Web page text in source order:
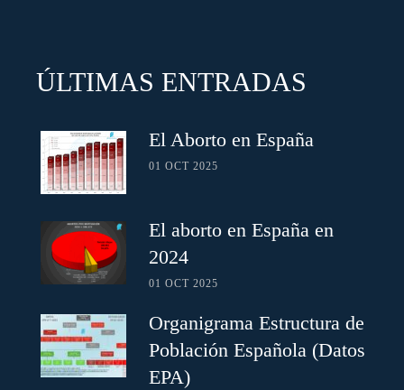
ÚLTIMAS ENTRADAS
El Aborto en España
01 OCT 2025
El aborto en España en
2024
01 OCT 2025
Organigrama Estructura de
Población Española (Datos
EPA)